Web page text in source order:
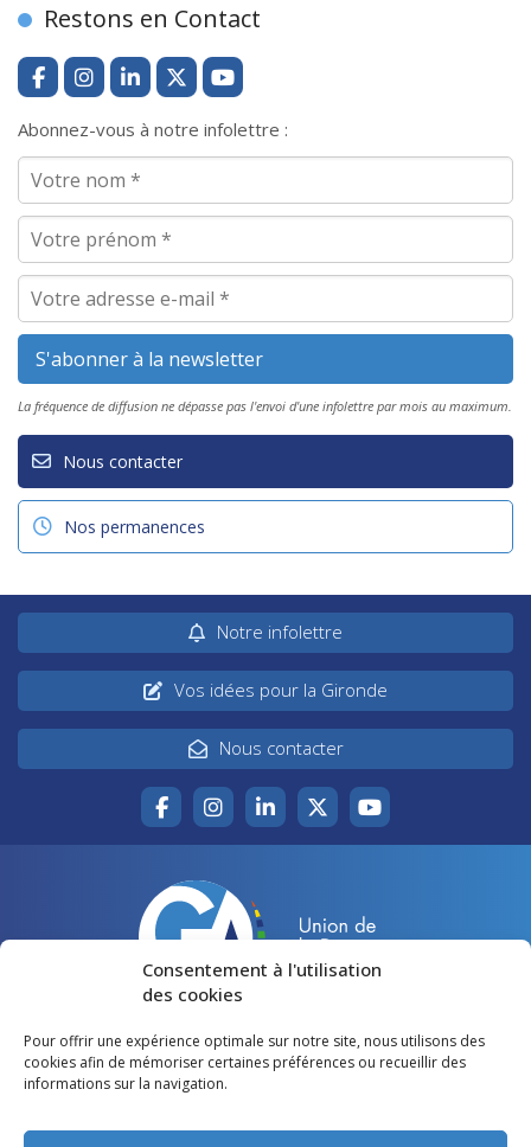
Consentement à l'utilisation
des cookies
Pour offrir une expérience optimale sur notre site, nous utilisons des
cookies afin de mémoriser certaines préférences ou recueillir des
informations sur la navigation.
Restons en Contact
Abonnez-vous à notre infolettre :
La fréquence de diffusion ne dépasse pas l'envoi d'une infolettre par mois au maximum.
Nous contacter
Nos permanences
Notre infolettre
Vos idées pour la Gironde
Nous contacter
Accueil
Votre canton
Lire et voir
Agir pour la Gironde
Restons en contact